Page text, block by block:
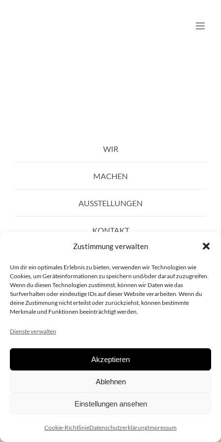
Zustimmung verwalten
Um dir ein optimales Erlebnis zu bieten, verwenden wir Technologien wie
Cookies, um Geräteinformationen zu speichern und/oder darauf zuzugreifen.
Wenn du diesen Technologien zustimmst, können wir Daten wie das
Surfverhalten oder eindeutige IDs auf dieser Website verarbeiten. Wenn du
deine Zustimmung nicht erteilst oder zurückziehst, können bestimmte
Merkmale und Funktionen beeinträchtigt werden.
Dienste verwalten
Akzeptieren
Ablehnen
Einstellungen ansehen
Cookie-RichtlinieDatenschutzerklärungImpressum
WIR
MACHEN
AUSSTELLUNGEN
KONTAKT
Copyright 2020 dieSCHAUsteller.at |Datenschützerklärung|
| Design:www.ARGEntur.at